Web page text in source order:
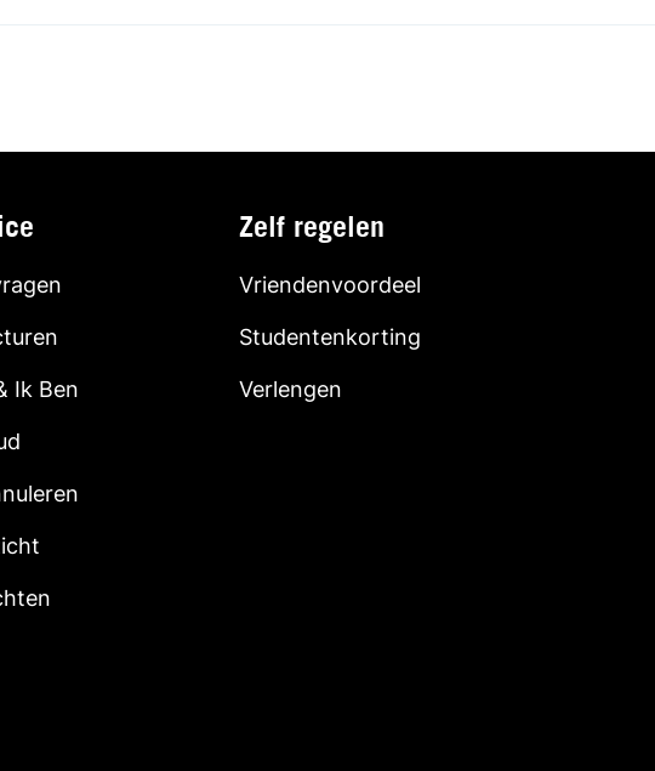
Ik Ben
Zelf regelen
Vriendenvoordeel
Studentenkorting
Verlengen